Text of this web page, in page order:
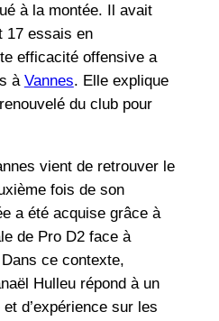
à la montée. Il avait
17 essais en
efficacité offensive a
à Vannes. Elle explique
du club pour
vient de retrouver le
fois de son
a été acquise grâce à
de Pro D2 face à
ce contexte,
Hulleu répond à un
d’expérience sur les